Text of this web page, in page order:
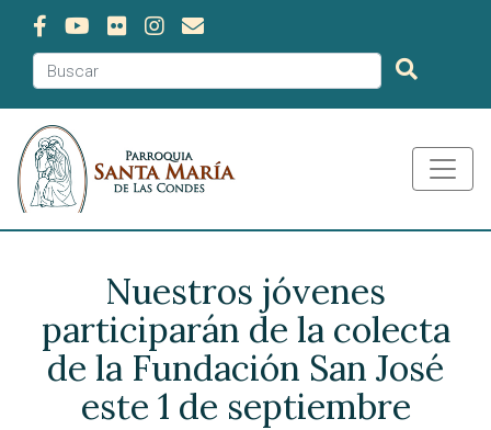
Nuestros jóvenes
participarán de la colecta
de la Fundación San José
este 1 de septiembre